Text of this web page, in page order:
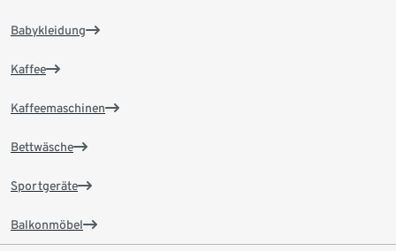
Babykleidung
Kaffee
Kaffeemaschinen
Bettwäsche
Sportgeräte
Balkonmöbel